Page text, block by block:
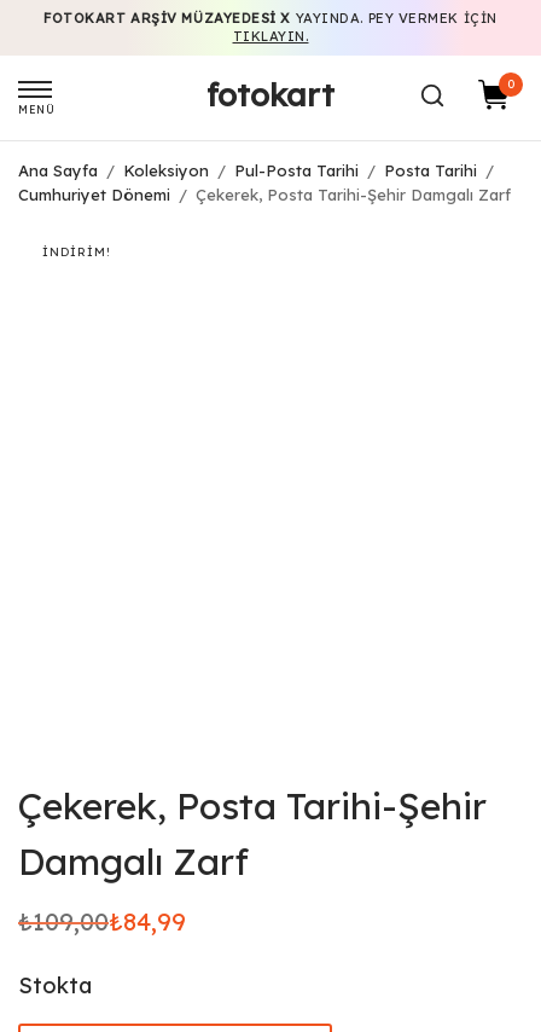
FOTOKART ARŞIV MÜZAYEDESI X YAYINDA. PEY VERMEK IÇIN
TIKLAYIN.
MENÜ fotokart 0
Ana Sayfa / Koleksiyon / Pul-Posta Tarihi / Posta Tarihi
/
Cumhuriyet Dönemi
/ Çekerek, Posta Tarihi-Şehir Damgalı Zarf
İNDIRIM!
Çekerek, Posta Tarihi-Şehir
Damgalı Zarf
₺109,00
Orijinal
₺109,00.
₺84,99
Şu
fiyat:
₺84,99.
Stokta